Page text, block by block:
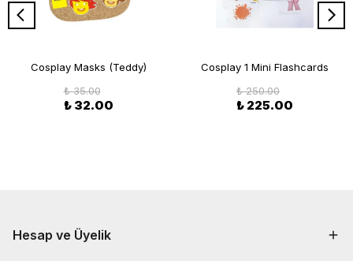
Cosplay Masks (Teddy)
₺ 35.00
₺ 32.00
Cosplay 1 Mini Flashcards
₺ 250.00
₺ 225.00
Hesap ve Üyelik